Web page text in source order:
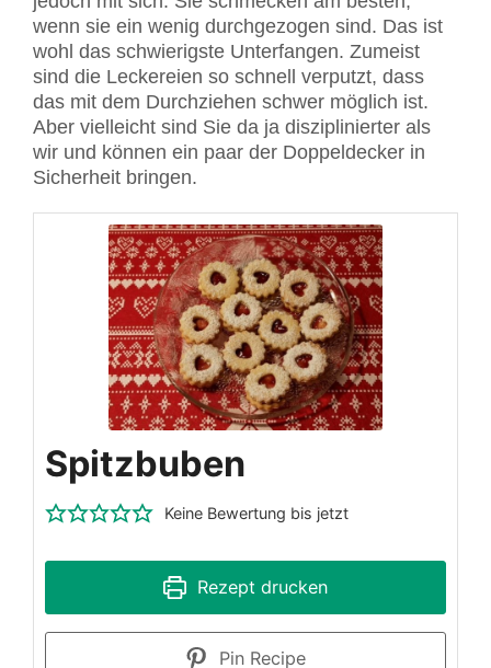
wenn sie ein wenig durchgezogen sind. Das ist
wohl das schwierigste Unterfangen. Zumeist
sind die Leckereien so schnell verputzt, dass
das mit dem Durchziehen schwer möglich ist.
Aber vielleicht sind Sie da ja disziplinierter als
wir und können ein paar der Doppeldecker in
Sicherheit bringen.
Spitzbuben
Keine Bewertung bis jetzt
Rezept drucken
Pin Recipe